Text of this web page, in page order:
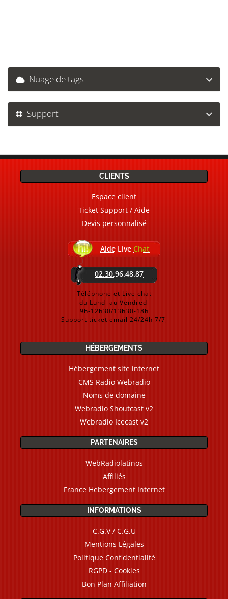
Nuage de tags
Support
CLIENTS
Espace client
Ticket Support / Aide
Devis personnalisé
Aide Live Chat
02.30.96.48.87
Téléphone et Live chat
du Lundi au Vendredi
9h-12h30/13h30-18h
Support ticket email 24/24h 7/7j
HÉBERGEMENTS
Hébergement site internet
CMS Radio Webradio
Noms de domaine
Webradio Shoutcast v2
Webradio Icecast v2
PARTENAIRES
WebRadiolatinos
Affiliés
France Hebergement Internet
INFORMATIONS
C.G.V / C.G.U
Mentions Légales
Politique Confidentialité
RGPD - Cookies
Bon Plan Affiliation